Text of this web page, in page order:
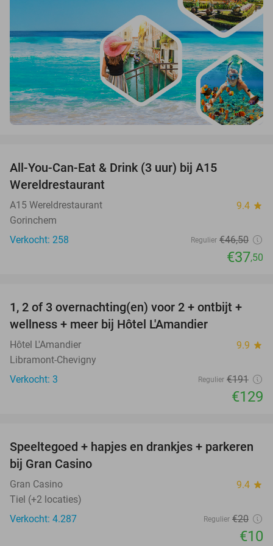
All-You-Can-Eat & Drink (3 uur) bij A15
Wereldrestaurant
A15 Wereldrestaurant 9.4 star
Gorinchem
Verkocht: 258
Regulier €46,50
€37,50
32%
TODAY
1, 2 of 3 overnachting(en) voor 2 + ontbijt +
wellness + meer bij Hôtel L'Amandier
Hôtel L'Amandier 9.9 star
Libramont-Chevigny
Verkocht: 3
Regulier €191
€129
50%
Speeltegoed + hapjes en drankjes + parkeren
bij Gran Casino
Gran Casino 9.4 star
Tiel (+2 locaties)
Verkocht: 4.287
Regulier €20
€10